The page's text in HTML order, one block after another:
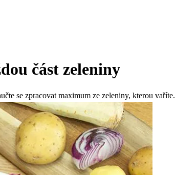
část zeleniny
se zpracovat maximum ze zeleniny, kterou vaříte.